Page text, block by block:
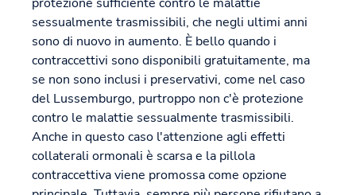
sessualmente trasmissibili, che negli ultimi anni
sono di nuovo in aumento. È bello quando i
contraccettivi sono disponibili gratuitamente, ma
se non sono inclusi i preservativi, come nel caso
del Lussemburgo, purtroppo non c'è protezione
contro le malattie sessualmente trasmissibili.
Anche in questo caso l'attenzione agli effetti
collaterali ormonali è scarsa e la pillola
contraccettiva viene promossa come opzione